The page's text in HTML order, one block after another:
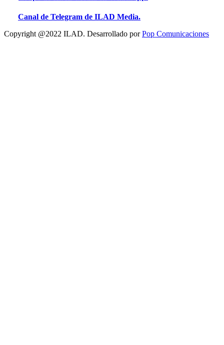
Canal de Telegram de ILAD Media.
Copyright @2022 ILAD. Desarrollado porPop Comunicaciones